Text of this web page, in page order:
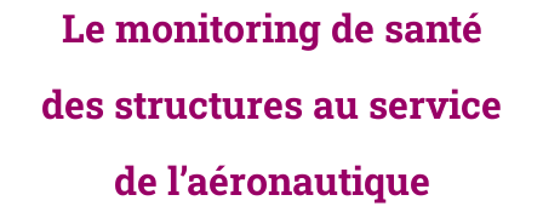
Le monitoring de santé
des structures au service
de l’aéronautique